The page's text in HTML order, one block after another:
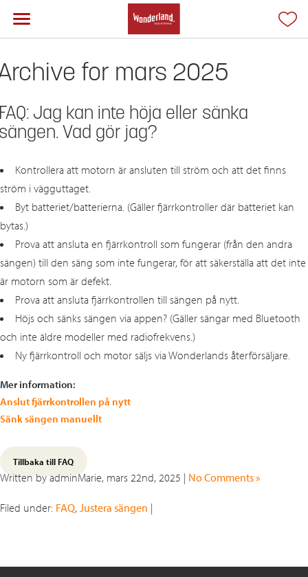
for mars 2025
Jag kan inte höja eller sänka
Vad gör jag?
Kontrollera att motorn är ansluten till ström och att det finns
ström i vägguttaget.
Byt batteriet/batterierna. (Gäller fjärrkontroller där batteriet kan
bytas.)
Prova att ansluta en fjärrkontroll som fungerar (från den andra
sängen) till den säng som inte fungerar, för att säkerställa att det inte
är motorn som är defekt.
Prova att ansluta fjärrkontrollen till sängen på nytt.
Höjs och sänks sängen via appen? (Gäller sängar med Bluetooth
och inte äldre modeller med radiofrekvens.)
Ny fjärrkontroll och motor säljs via Wonderlands återförsäljare.
Mer information:
Anslut fjärrkontrollen på nytt
Sänk sängen manuellt
Tillbaka till FAQ
Written by adminMarie, mars 22nd, 2025 | No Comments »
Filed under: FAQ, Justera sängen |